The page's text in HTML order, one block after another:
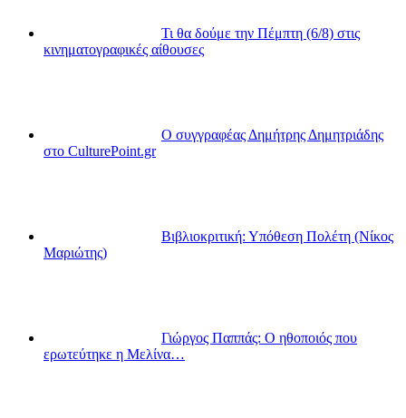
Τι θα δούμε την Πέμπτη (6/8) στις
κινηματογραφικές αίθουσες
Ο συγγραφέας Δημήτρης Δημητριάδης
στο CulturePoint.gr
Βιβλιοκριτική: Υπόθεση Πολέτη (Νίκος
Μαριώτης)
Γιώργος Παππάς: Ο ηθοποιός που
ερωτεύτηκε η Μελίνα…